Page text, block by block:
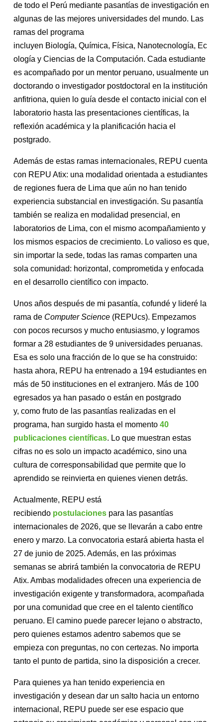
de todo el Perú mediante pasantías de investigación en
algunas de las mejores universidades del mundo. Las
ramas del programa
incluyen Biología, Química, Física, Nanotecnología, Ec
ología y Ciencias de la Computación. Cada estudiante
es acompañado por un mentor peruano, usualmente un
doctorando o investigador postdoctoral en la institución
anfitriona, quien lo guía desde el contacto inicial con el
laboratorio hasta las presentaciones científicas, la
reflexión académica y la planificación hacia el
postgrado.
Además de estas ramas internacionales, REPU cuenta
con REPU Atix: una modalidad orientada a estudiantes
de regiones fuera de Lima que aún no han tenido
experiencia substancial en investigación. Su pasantía
también se realiza en modalidad presencial, en
laboratorios de Lima, con el mismo acompañamiento y
los mismos espacios de crecimiento. Lo valioso es que,
sin importar la sede, todas las ramas comparten una
sola comunidad: horizontal, comprometida y enfocada
en el desarrollo científico con impacto.
Unos años después de mi pasantía, cofundé y lideré la
rama de Computer Science(REPUcs). Empezamos
con pocos recursos y mucho entusiasmo, y logramos
formar a 28 estudiantes de 9 universidades peruanas.
Esa es solo una fracción de lo que se ha construido:
hasta ahora, REPU ha entrenado a 194 estudiantes en
más de 50 instituciones en el extranjero. Más de 100
egresados ya han pasado o están en postgrado
y, como fruto de las pasantías realizadas en el
programa, han surgido hasta el momento 40
publicaciones científicas. Lo que muestran estas
cifras no es solo un impacto académico, sino una
cultura de corresponsabilidad que permite que lo
aprendido se reinvierta en quienes vienen detrás.
Actualmente, REPU está
recibiendo postulacionespara las pasantías
internacionales de 2026, que se llevarán a cabo entre
enero y marzo. La convocatoria estará abierta hasta el
27 de junio de 2025. Además, en las próximas
semanas se abrirá también la convocatoria de REPU
Atix. Ambas modalidades ofrecen una experiencia de
investigación exigente y transformadora, acompañada
por una comunidad que cree en el talento científico
peruano. El camino puede parecer lejano o abstracto,
pero quienes estamos adentro sabemos que se
empieza con preguntas, no con certezas. No importa
tanto el punto de partida, sino la disposición a crecer.
Para quienes ya han tenido experiencia en
investigación y desean dar un salto hacia un entorno
internacional, REPU puede ser ese espacio que